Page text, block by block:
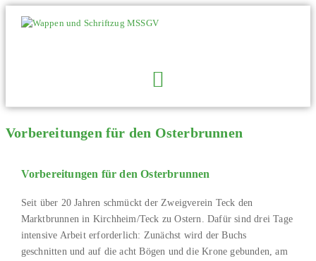
Vorbereitungen für den Osterbrunnen
Vorbereitungen für den Osterbrunnen
Seit über 20 Jahren schmückt der Zweigverein Teck den
Marktbrunnen in Kirchheim/Teck zu Ostern. Dafür sind drei Tage
intensive Arbeit erforderlich: Zunächst wird der Buchs
geschnitten und auf die acht Bögen und die Krone gebunden, am